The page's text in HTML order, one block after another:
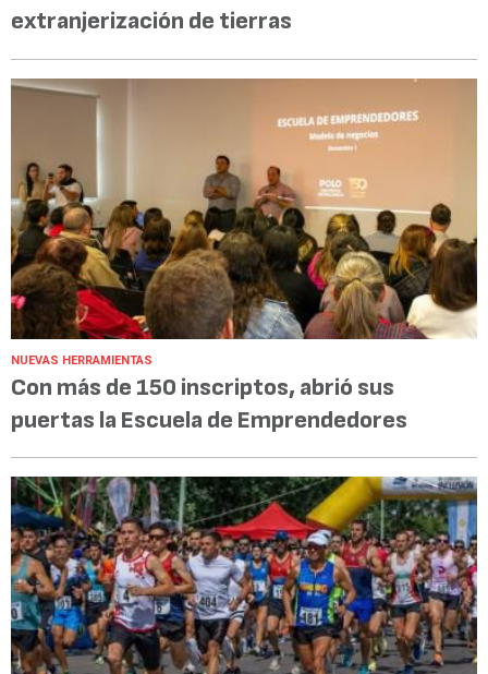
extranjerización de tierras
NUEVAS HERRAMIENTAS
Con más de 150 inscriptos, abrió sus
puertas la Escuela de Emprendedores